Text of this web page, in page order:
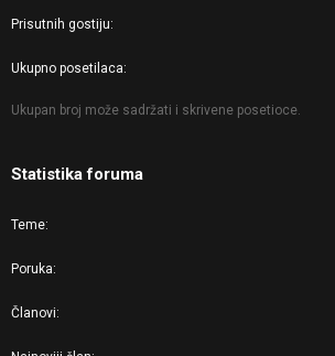
Prisutnih gostiju
Ukupno posetilaca
Ukupan broj može sadržati i skrivene posetioce.
Statistika foruma
Teme
Poruka
Članovi